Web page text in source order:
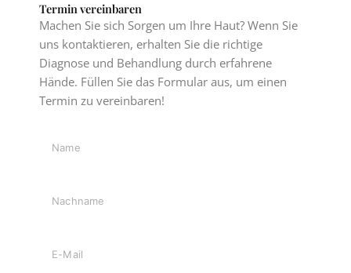
Termin vereinbaren
Machen Sie sich Sorgen um Ihre Haut? Wenn Sie
uns kontaktieren, erhalten Sie die richtige
Diagnose und Behandlung durch erfahrene
Hände. Füllen Sie das Formular aus, um einen
Termin zu vereinbaren!